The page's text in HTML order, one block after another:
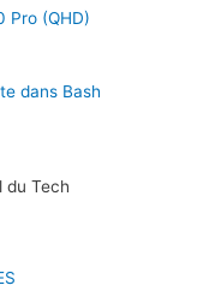
Pro (QHD)
dans Bash
Tech